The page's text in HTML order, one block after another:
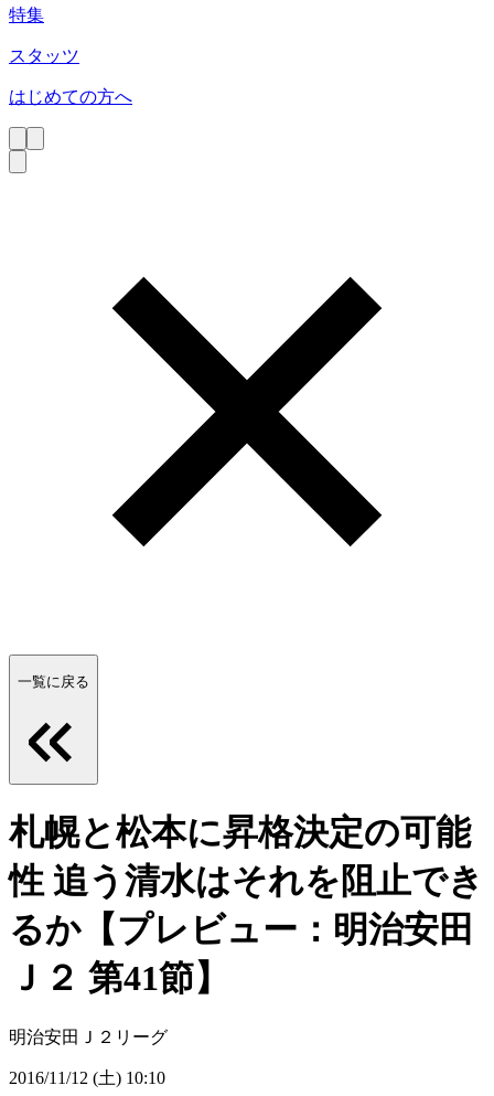
特集
スタッツ
はじめての方へ
一覧に戻る
札幌と松本に昇格決定の可能
性 追う清水はそれを阻止でき
るか【プレビュー：明治安田
Ｊ２ 第41節】
明治安田Ｊ２リーグ
2016/11/12 (土) 10:10